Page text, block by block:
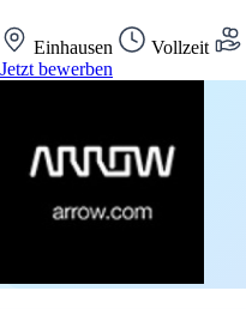
Einhausen Vollzeit
Jetzt bewerben